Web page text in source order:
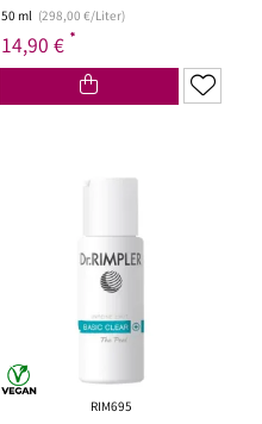
50 ml (298,00 €/Liter)
14,90 € *
RIM695